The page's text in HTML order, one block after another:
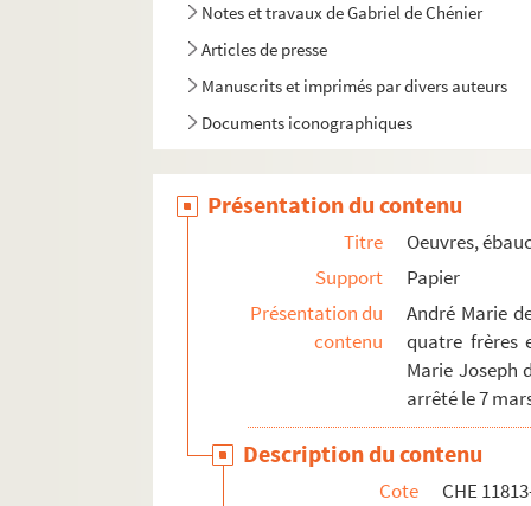
Notes et travaux de Gabriel de Chénier
Articles de presse
Manuscrits et imprimés par divers auteurs
Documents iconographiques
Présentation du contenu
Titre
Oeuvres,
Support
Papier
Présentation du
contenu
André Marie
quatre frères
Marie Joseph
arrêté le 7
Description du contenu
Cote
CHE